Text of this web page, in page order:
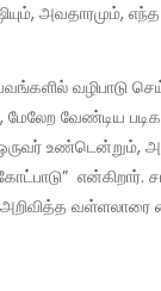
அவதாரமும்,
வேண்டிய
உண்டென்றும்,
என்கிறார்.
அறிவித்த